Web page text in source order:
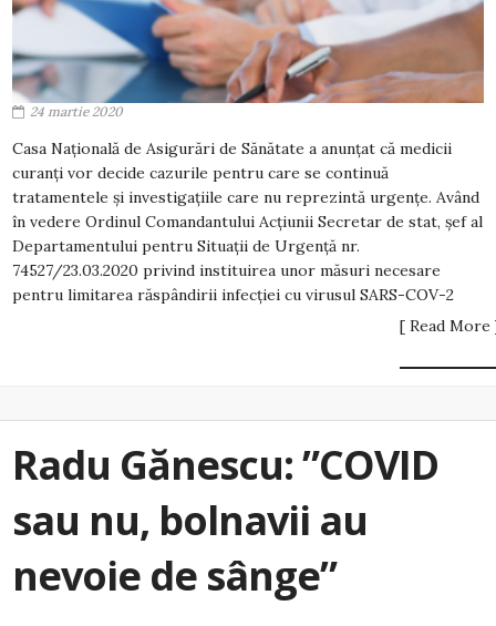
24 martie 2020
Casa Națională de Asigurări de Sănătate a anunțat că medicii
curanți vor decide cazurile pentru care se continuă
tratamentele și investigațiile care nu reprezintă urgențe. Având
în vedere Ordinul Comandantului Acţiunii Secretar de stat, şef al
Departamentului pentru Situaţii de Urgenţă nr.
74527/23.03.2020 privind instituirea unor măsuri necesare
pentru limitarea răspândirii infecţiei cu virusul SARS-COV-2
[ Read More
Radu Gănescu: ”COVID
sau nu, bolnavii au
nevoie de sânge”